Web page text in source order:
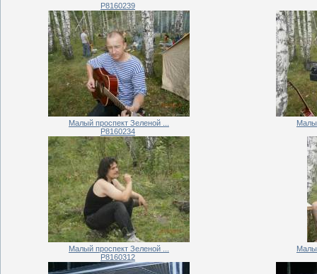
P8160239
Малый проспект Зеленой ...
P8160234
Малый проспект Зеленой ...
P8160312